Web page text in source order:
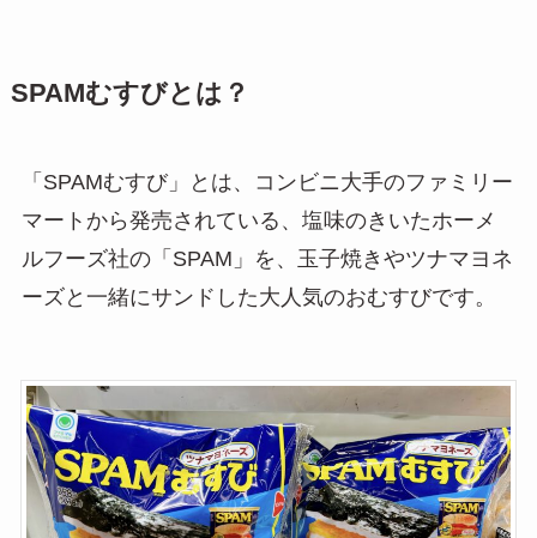
SPAMむすびとは？
「SPAMむすび」とは、コンビニ大手のファミリー
マートから発売されている、塩味のきいたホーメ
ルフーズ社の「SPAM」を、玉子焼きやツナマヨネ
ーズと一緒にサンドした大人気のおむすびです。